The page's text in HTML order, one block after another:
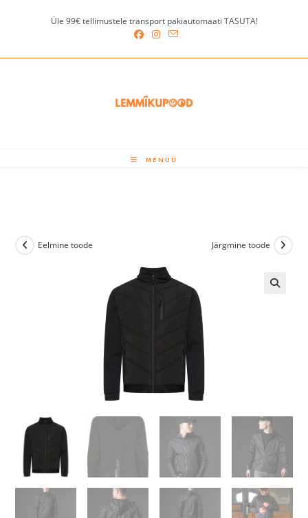
Üle 99€ tellimustele transport pakiautomaati TASUTA!
MENÜÜ
Eelmine toode Järgmine toode